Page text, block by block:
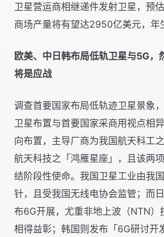
卫星营运商相继递件发射卫星，预
商场产量将有望达2950亿美元，年
欧美、中日韩布局低轨卫星与5G，
将是应战
调查首要国家布局低轨迹卫星景象
卫星布置与首要国家采商用视点相
向布置，主导厂商为我国航天科工
航天科技之「鸿雁星座」，且该两
结阶段性使命。我国卫星工业由我
针，且受我国无线电协会监管；而
布6G开展，尤重非地上波（NTN）
相得益彰；韩国则发布「6G研讨开